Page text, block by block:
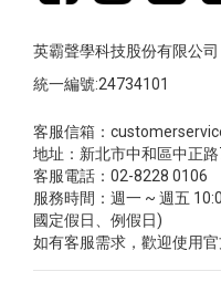
英霸聲學科技股份有限公司
統一編號:24734101
客服信箱：
地址：新北市中和區中正
客服電話：02-8228 0106
服務時間：週一 ~ 週五
國定假日、例假日)
如有客服需求，歡迎使用官